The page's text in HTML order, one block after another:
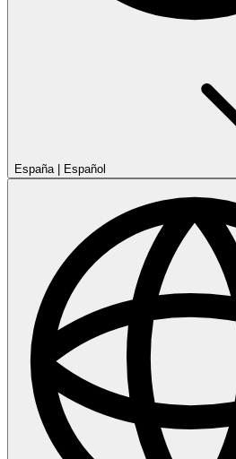
España| Español